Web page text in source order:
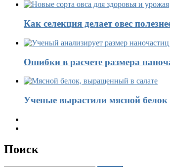
Как селекция делает овес
Ошибки в расчете размера
Ученые вырастили мясной белок
Поиск